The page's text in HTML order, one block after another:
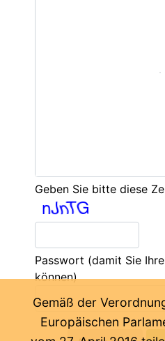
Geben Sie bitte diese
Passwort (damit Sie
können)
Gemäß der
Europäischen